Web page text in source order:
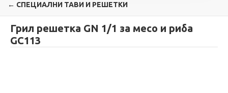
← СПЕЦИАЛНИ ТАВИ И РЕШЕТКИ
Грил решетка GN 1/1 за месо и риба
GC113